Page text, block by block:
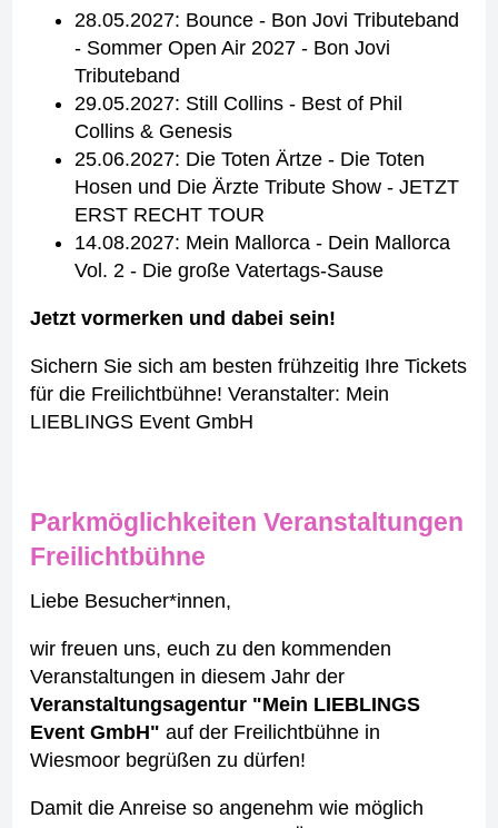
28.05.2027: Bounce - Bon Jovi Tributeband
- Sommer Open Air 2027 - Bon Jovi
Tributeband
29.05.2027: Still Collins - Best of Phil
Collins & Genesis
25.06.2027: Die Toten Ärtze - Die Toten
Hosen und Die Ärzte Tribute Show - JETZT
ERST RECHT TOUR
14.08.2027: Mein Mallorca - Dein Mallorca
Vol. 2 - Die große Vatertags-Sause
Jetzt vormerken und dabei sein!
Sichern Sie sich am besten frühzeitig Ihre Tickets
für die Freilichtbühne! Veranstalter: Mein
LIEBLINGS Event GmbH
Parkmöglichkeiten Veranstaltungen
Freilichtbühne
Liebe Besucher*innen,
wir freuen uns, euch zu den kommenden
Veranstaltungen in diesem Jahr der
Veranstaltungsagentur "Mein LIEBLINGS
Event GmbH" auf der Freilichtbühne in
Wiesmoor begrüßen zu dürfen!
Damit die Anreise so angenehm wie möglich